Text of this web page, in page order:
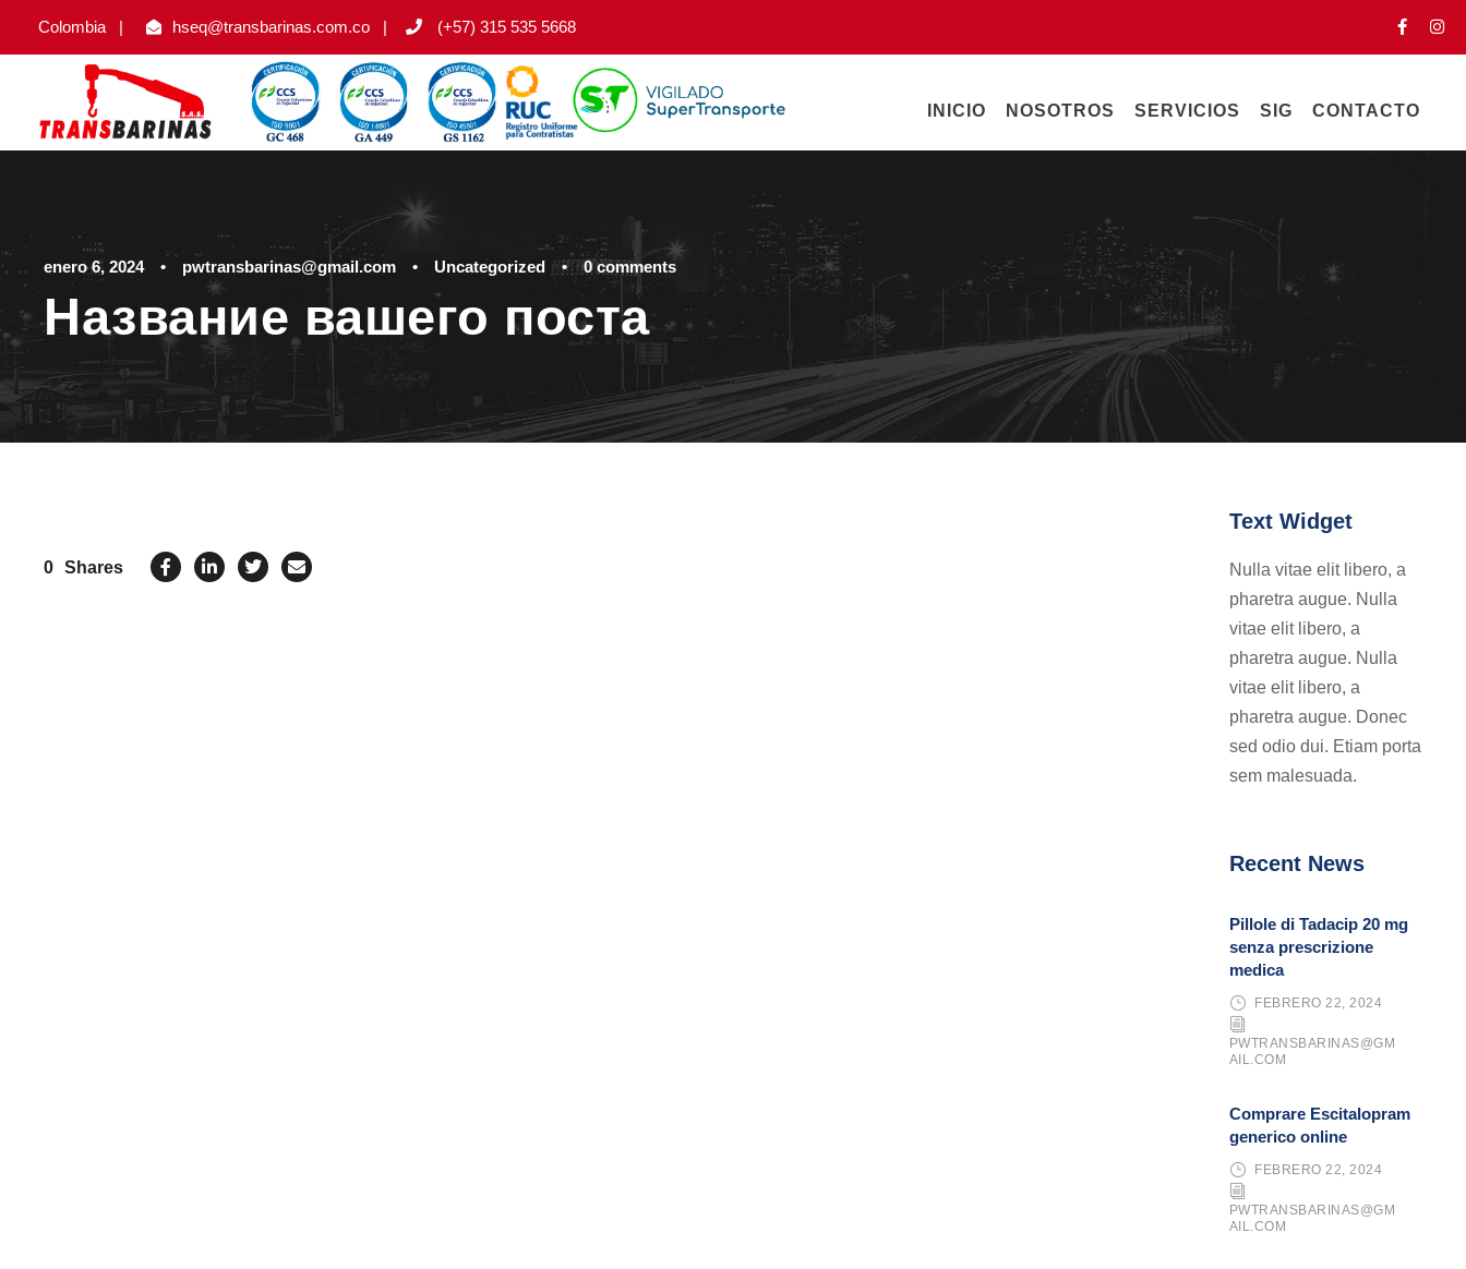
Colombia | hseq@transbarinas.com.co | (+57) 315 535 5668
INICIO NOSOTROS SERVICIOS SIG CONTACTO
enero 6, 2024 • pwtransbarinas@gmail.com • Uncategorized • 0 comments
Название вашего поста
0 Shares
Text Widget
Nulla vitae elit libero, a
pharetra augue. Nulla
vitae elit libero, a
pharetra augue. Nulla
vitae elit libero, a
pharetra augue. Donec
sed odio dui. Etiam porta
sem malesuada.
Recent News
Pillole di Tadacip 20 mg
senza prescrizione
medica
FEBRERO 22, 2024
PWTRANSBARINAS@GM
AIL.COM
Comprare Escitalopram
generico online
FEBRERO 22, 2024
PWTRANSBARINAS@GM
AIL.COM